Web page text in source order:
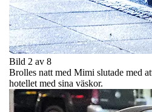
Bild 2 av 8
Brolles natt med Mimi slutade med
hotellet med sina väskor.